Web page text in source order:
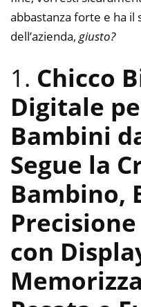
abbastanza forte e ha
dell’azienda, giusto?
1. Chicco
Digitale
Bambini
Segue la
Bambino,
con